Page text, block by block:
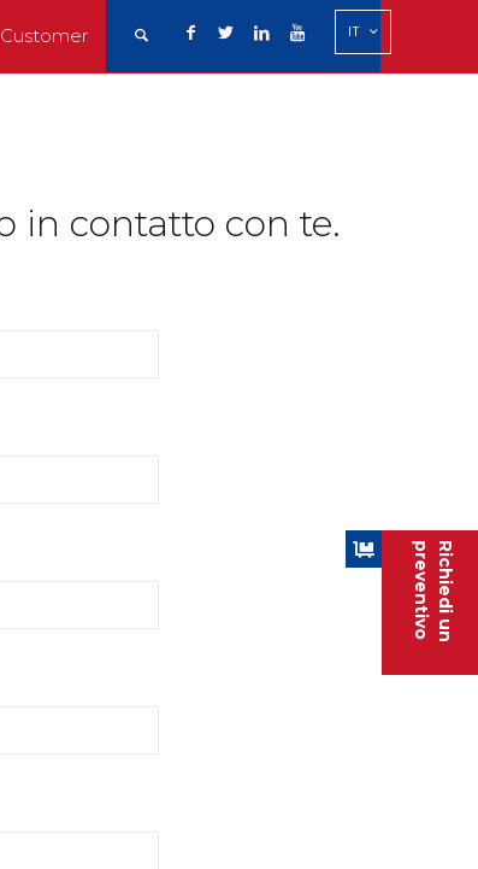
Richiedi un
preventivo
IT
in contatto con te.